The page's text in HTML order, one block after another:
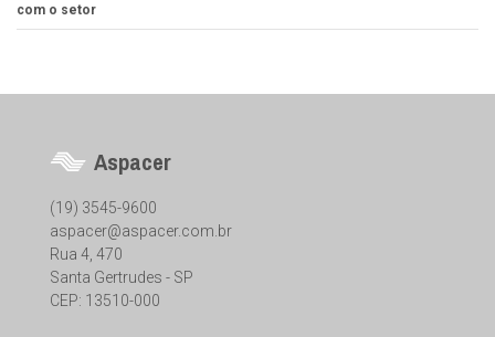
com o setor
Aspacer
(19) 3545-9600
aspacer@aspacer.com.br
Rua 4, 470
Santa Gertrudes - SP
CEP: 13510-000